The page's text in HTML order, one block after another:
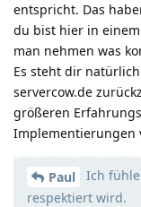
entspricht. Das
du bist hier in
man nehmen was
Es steht dir
servercow.de
größeren
Implementierungen
Paul
Ich
respektiert wird.